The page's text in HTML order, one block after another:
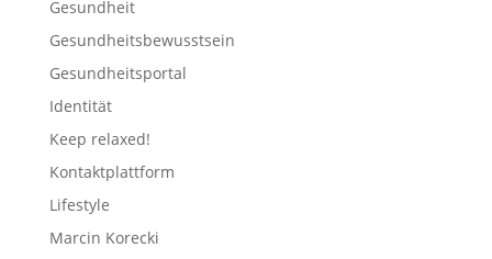
Gesundheit
Gesundheitsbewusstsein
Gesundheitsportal
Identität
Keep relaxed!
Kontaktplattform
Lifestyle
Marcin Korecki